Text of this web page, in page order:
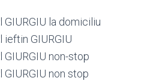
la domiciliu
GIURGIU
non-stop
non stop